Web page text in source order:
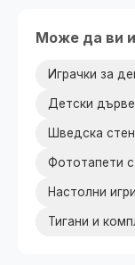
Може да ви
Играчки за
Детски
Шведска
Фототапети с
Настолни
Тигани и